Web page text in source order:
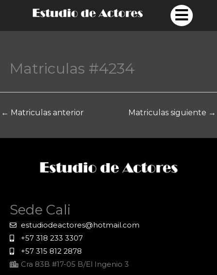
contenido
Matriculas #4234
← Matriculas anterior Matriculas siguiente →
Sede Cali
estudiodeactores@hotmail.com
+57 318 233 3307
+57 315 812 2878
Cra 83B #17-05 B/El Ingenio 3